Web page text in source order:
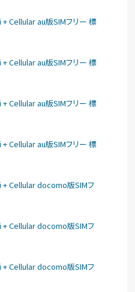
Cellular au版SIMフリー 標
Cellular au版SIMフリー 標
Cellular au版SIMフリー 標
Cellular au版SIMフリー 標
+ Cellular docomo版SIMフ
+ Cellular docomo版SIMフ
+ Cellular docomo版SIMフ